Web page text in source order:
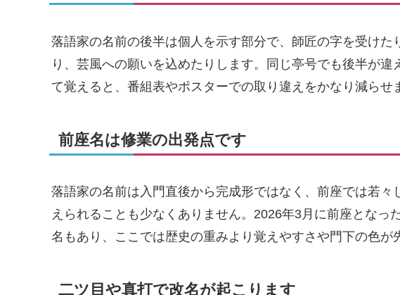
落語家の名前の後半は個人を示す部分で、師匠の字を受けた
り、芸風への願いを込めたりします。同じ亭号でも後半が
て覚えると、番組表やポスターでの取り違えをかなり減らせ
前座名は修業の出発点です
落語家の名前は入門直後から完成形ではなく、前座では若
えられることも少なくありません。2026年3月に前座となっ
名もあり、ここでは歴史の重みより覚えやすさや門下の色が
二ツ目や真打で改名が起こります